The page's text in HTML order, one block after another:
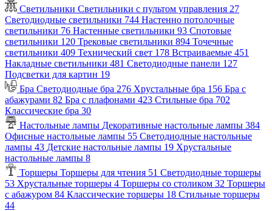
Светильники Светильники с пультом управления 27
Светодиодные светильники 744 Настенно потолочные
светильники 76 Настенные светильники 93 Спотовые
светильники 120 Трековые светильники 894 Точечные
светильники 409 Технический свет 178 Встраиваемые 451
Накладные светильники 481 Светодиодные панели 127
Подсветки для картин 19
Бра Светодиодные бра 276 Хрустальные бра 156 Бра с
абажурами 82 Бра с плафонами 423 Стильные бра 702
Классические бра 30
Настольные лампы Декоративные настольные лампы 384
Офисные настольные лампы 55 Светодиодные настольные
лампы 43 Детские настольные лампы 19 Хрустальные
настольные лампы 8
Торшеры Торшеры для чтения 51 Светодиодные торшеры
53 Хрустальные торшеры 4 Торшеры со столиком 32 Торшеры
с абажуром 84 Классические торшеры 18 Стильные торшеры
44